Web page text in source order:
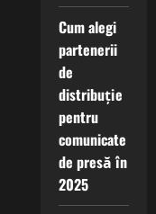
Cum alegi
partenerii
de
distribuție
pentru
comunicate
de presă în
2025